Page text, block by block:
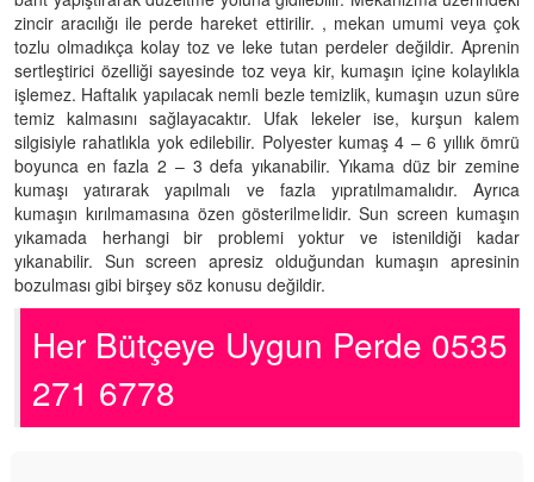
zincir aracılığı ile perde hareket ettirilir. , mekan umumi veya çok
tozlu olmadıkça kolay toz ve leke tutan perdeler değildir. Aprenin
sertleştirici özelliği sayesinde toz veya kir, kumaşın içine kolaylıkla
işlemez. Haftalık yapılacak nemli bezle temizlik, kumaşın uzun süre
temiz kalmasını sağlayacaktır. Ufak lekeler ise, kurşun kalem
silgisiyle rahatlıkla yok edilebilir. Polyester kumaş 4 – 6 yıllık ömrü
boyunca en fazla 2 – 3 defa yıkanabilir. Yıkama düz bir zemine
kumaşı yatırarak yapılmalı ve fazla yıpratılmamalıdır. Ayrıca
kumaşın kırılmamasına özen gösterilmelidir. Sun screen kumaşın
yıkamada herhangi bir problemi yoktur ve istenildiği kadar
yıkanabilir. Sun screen apresiz olduğundan kumaşın apresinin
bozulması gibi birşey söz konusu değildir.
Her Bütçeye Uygun Perde 0535
271 6778